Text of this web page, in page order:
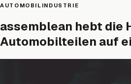
AUTOMOBILINDUSTRIE
assemblean hebt die
Automobilteilen auf